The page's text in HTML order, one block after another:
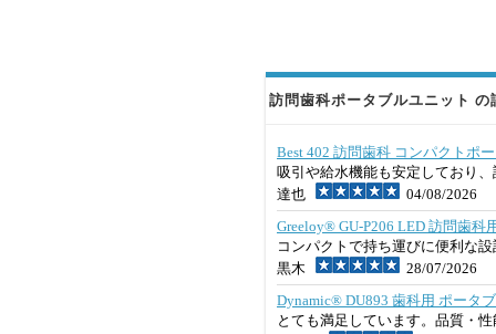
訪問歯科ポータブルユニット の
Best 402 訪問歯科 コンパクトポ
吸引や給水機能も安定しており
達也
04/08/2026
Greeloy® GU-P206 LED 訪問歯
コンパクトで持ち運びに便利な
黒木
28/07/2026
Dynamic® DU893 歯科用 ポータ
とても満足しています。品質・